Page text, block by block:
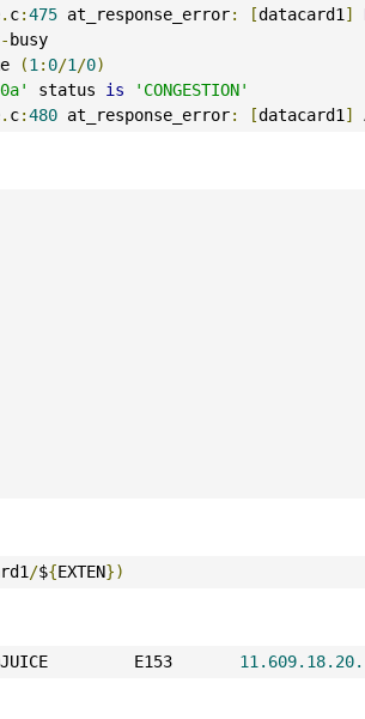
. c:475 at_response_error: [datacard1 ]
-busy
(1 : 0/1 /0)
status is
'CONGESTION'
. c:480 at_response_error: [datacard1 ]
/${EXTEN})
E153